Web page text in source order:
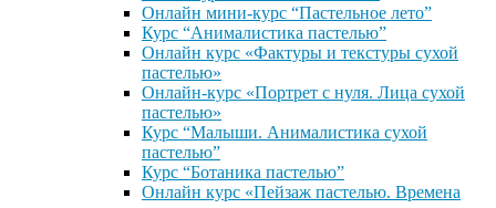
Онлайн мини-курс “Пастельное лето”
Курс “Анималистика пастелью”
Онлайн курс «Фактуры и текстуры сухой
пастелью»
Онлайн-курс «Портрет с нуля. Лица сухой
пастелью»
Курс “Малыши. Анималистика сухой
пастелью”
Курс “Ботаника пастелью”
Онлайн курс «Пейзаж пастелью. Времена